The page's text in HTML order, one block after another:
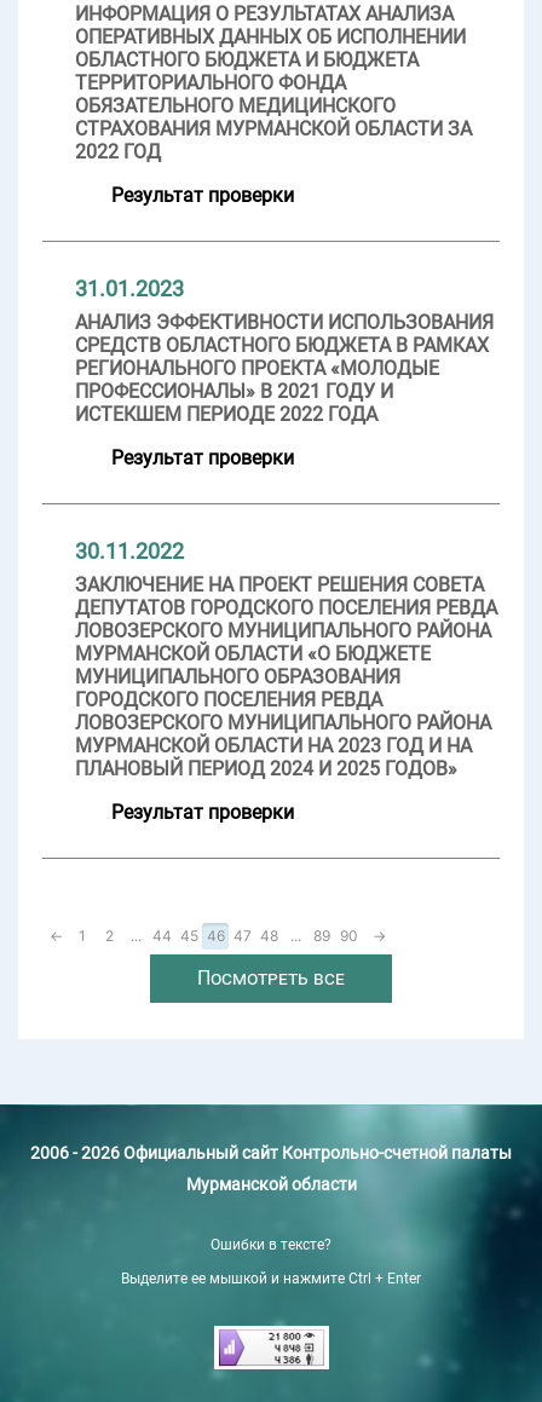
ИНФОРМАЦИЯ О РЕЗУЛЬТАТАХ АНАЛИЗА
ОПЕРАТИВНЫХ ДАННЫХ ОБ ИСПОЛНЕНИИ
ОБЛАСТНОГО БЮДЖЕТА И БЮДЖЕТА
ТЕРРИТОРИАЛЬНОГО ФОНДА
ОБЯЗАТЕЛЬНОГО МЕДИЦИНСКОГО
СТРАХОВАНИЯ МУРМАНСКОЙ ОБЛАСТИ ЗА
2022 ГОД
Результат проверки
31.01.2023
АНАЛИЗ ЭФФЕКТИВНОСТИ ИСПОЛЬЗОВАНИЯ
СРЕДСТВ ОБЛАСТНОГО БЮДЖЕТА В РАМКАХ
РЕГИОНАЛЬНОГО ПРОЕКТА «МОЛОДЫЕ
ПРОФЕССИОНАЛЫ» В 2021 ГОДУ И
ИСТЕКШЕМ ПЕРИОДЕ 2022 ГОДА
Результат проверки
30.11.2022
ЗАКЛЮЧЕНИЕ НА ПРОЕКТ РЕШЕНИЯ СОВЕТА
ДЕПУТАТОВ ГОРОДСКОГО ПОСЕЛЕНИЯ РЕВДА
ЛОВОЗЕРСКОГО МУНИЦИПАЛЬНОГО РАЙОНА
МУРМАНСКОЙ ОБЛАСТИ «О БЮДЖЕТЕ
МУНИЦИПАЛЬНОГО ОБРАЗОВАНИЯ
ГОРОДСКОГО ПОСЕЛЕНИЯ РЕВДА
ЛОВОЗЕРСКОГО МУНИЦИПАЛЬНОГО РАЙОНА
МУРМАНСКОЙ ОБЛАСТИ НА 2023 ГОД И НА
ПЛАНОВЫЙ ПЕРИОД 2024 И 2025 ГОДОВ»
Результат проверки
← 1 2 ... 44 45 46 47 48 ... 89 90 →
Посмотреть все
2006 - 2026 Официальный сайт Контрольно-счетной палаты
Мурманской области
Ошибки в тексте?
Выделите ее мышкой и нажмите Ctrl + Enter